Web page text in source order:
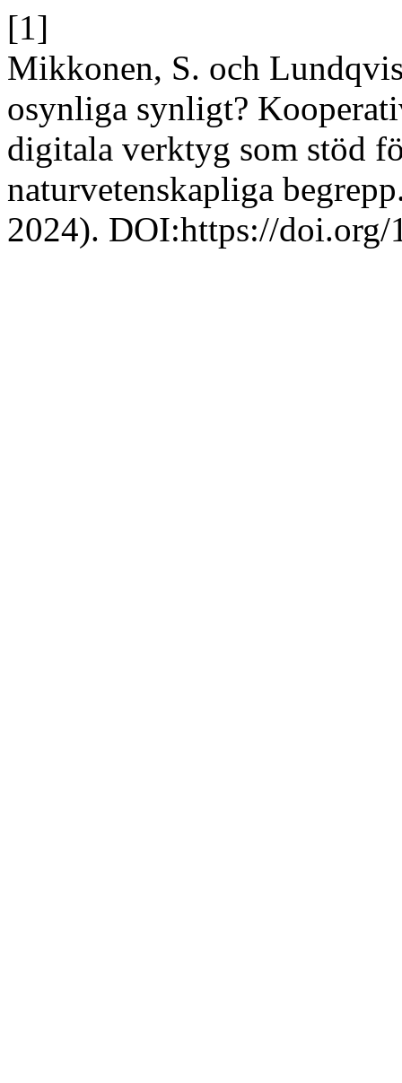
[1]
Mikkonen, S. och
osynliga synligt?
digitala verktyg som stöd
naturvetenskapliga
2024). DOI:https://doi.org/